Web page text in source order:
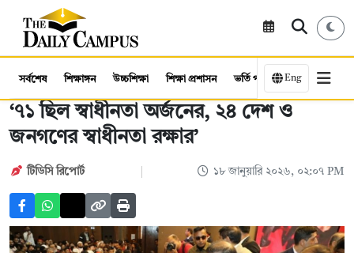
সর্বশেষ শিক্ষাঙ্গন উচ্চশিক্ষা শিক্ষা প্রশাসন ভর্তি পরীক্ষা কর্মসংস্থান
Eng
‘৭১ ছিল স্বাধীনতা অর্জনের, ২৪ দেশ ও
জনগণের স্বাধীনতা রক্ষার’
টিডিসি রিপোর্ট ১৮ জানুয়ারি ২০২৬, ০২:০৭ PM